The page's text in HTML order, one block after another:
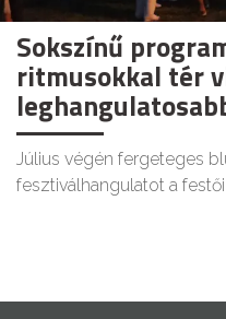
Sokszínű
ritmusokkal tér
Július végén fergeteges
fesztiválhangulatot a